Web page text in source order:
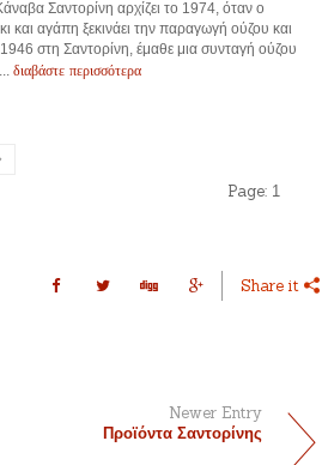
Σαντορίνη αρχίζει το 1974, όταν ο
και αγάπη ξεκινάει την παραγωγή ούζου και
στη Σαντορίνη, έμαθε μια συνταγή ούζου
διαβάστε περισσότερα
Page: 1
Share it
Newer Entry
Προϊόντα Σαντορίνης